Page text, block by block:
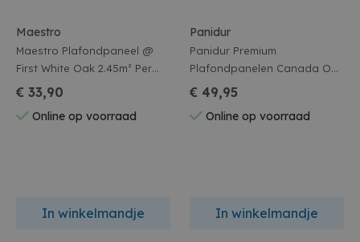
Maestro
Maestro Plafondpaneel @
First White Oak 2.45m² Per
Pak
€ 33,90
Online op voorraad
In winkelmandje
Panidur
Panidur Premium
Plafondpanelen Canada Oak
2.6m² Per Pak
€ 49,95
Online op voorraad
In winkelmandje